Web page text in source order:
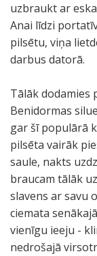
uzbraukt ar
Anai līdzi
pilsētu, viņa
darbus datorā.
Tālāk dodamies
Benidormas
gar šī populārā
pilsēta vairāk
saule, nakts
braucam tālāk
slavens ar savu
ciemata
vienīgu ieeju -
nedrošajā